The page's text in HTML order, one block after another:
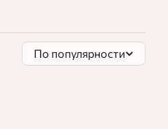
По популярности